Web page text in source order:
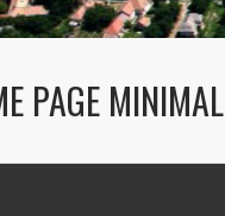
PAGE MINIMAL